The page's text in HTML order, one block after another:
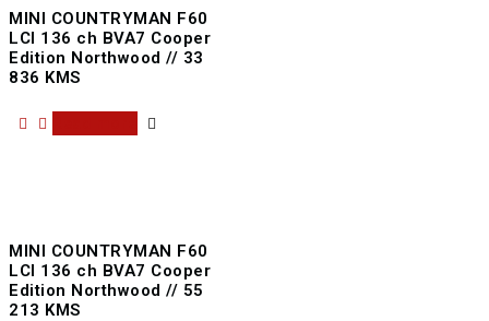
MINI COUNTRYMAN F60
LCI 136 ch BVA7 Cooper
Edition Northwood // 33
836 KMS
MINI COUNTRYMAN F60
LCI 136 ch BVA7 Cooper
Edition Northwood // 55
213 KMS